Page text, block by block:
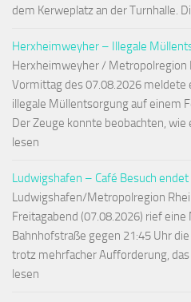
dem Kerweplatz an der Turnhalle.
Herxheimweyher – Illegale
Herxheimweyher / Metropolregion
Vormittag des 07.08.2026 meldete
illegale Müllentsorgung auf einem
Der Zeuge konnte beobachten,
lesen
Ludwigshafen – Café Besuch
Ludwigshafen/Metropolregion
Freitagabend (07.08.2026) rief
Bahnhofstraße gegen 21:45 Uhr
trotz mehrfacher Aufforderung, das
lesen